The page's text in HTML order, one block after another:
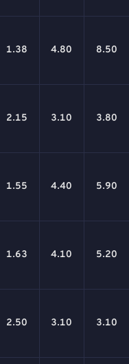
1.38 4.80 8.50
2.15 3.10 3.80
1.55 4.40 5.90
1.63 4.10 5.20
2.50 3.10 3.10